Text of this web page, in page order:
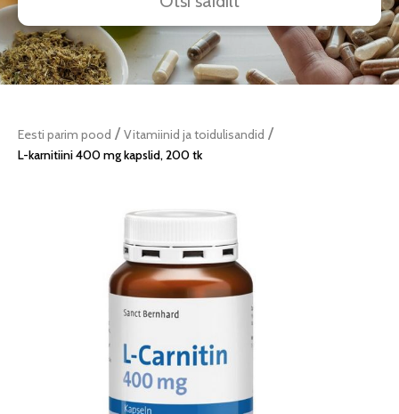
Eesti parim pood / Vitamiinid ja toidulisandid /
L-karnitiini 400 mg kapslid, 200 tk